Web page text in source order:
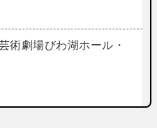
術劇場びわ湖ホール・